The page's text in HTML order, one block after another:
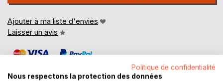
Ajouter à ma liste d'envies
Laisser un avis
Politique de confidentialité
Nous respectons la protection des données